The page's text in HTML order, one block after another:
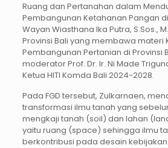
Ruang dan Pertanahan dalam
Pembangunan Ketahanan Pangan
Wayan Wiasthana Ika Putra, S.Sos.,
Provinsi Bali yang membawa materi
Pembangunan Pertanian di Provinsi
moderator Prof. Dr. Ir. Ni Made
Ketua HITI Komda Bali 2024-2028.
Pada FGD tersebut, Zulkarnaen,
transformasi ilmu tanah yang
mengkaji tanah (soil) dan lahan
yaitu ruang (space) sehingga ilmu
berkontribusi pada desain